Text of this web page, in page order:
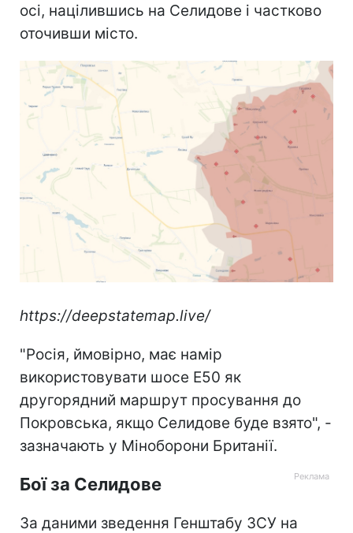
осі, націлившись на Селидове і частково
оточивши місто.
https://deepstatemap.live/
"Росія, ймовірно, має намір
використовувати шосе E50 як
другорядний маршрут просування до
Покровська, якщо Селидове буде взято", -
зазначають у Міноборони Британії.
Бої за Селидове
За даними зведення Генштабу ЗСУ на